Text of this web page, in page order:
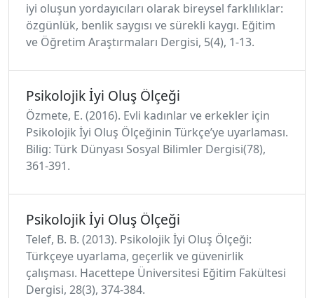
iyi oluşun yordayıcıları olarak bireysel farklılıklar:
özgünlük, benlik saygısı ve sürekli kaygı. Eğitim
ve Öğretim Araştırmaları Dergisi, 5(4), 1-13.
Psikolojik İyi Oluş Ölçeği
Özmete, E. (2016). Evli kadınlar ve erkekler için
Psikolojik İyi Oluş Ölçeğinin Türkçe’ye uyarlaması.
Bilig: Türk Dünyası Sosyal Bilimler Dergisi(78),
361-391.
Psikolojik İyi Oluş Ölçeği
Telef, B. B. (2013). Psikolojik İyi Oluş Ölçeği:
Türkçeye uyarlama, geçerlik ve güvenirlik
çalışması. Hacettepe Üniversitesi Eğitim Fakültesi
Dergisi, 28(3), 374-384.